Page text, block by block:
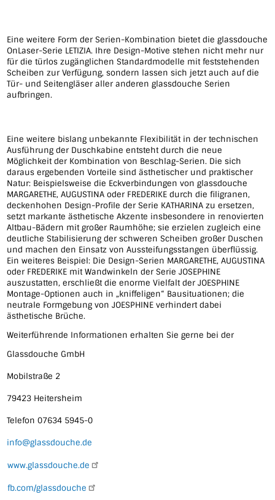
Eine weitere Form der Serien-Kombination bietet die glassdouche
OnLaser-Serie LETIZIA. Ihre Design-Motive stehen nicht mehr nur
für die türlos zugänglichen Standardmodelle mit feststehenden
Scheiben zur Verfügung, sondern lassen sich jetzt auch auf die
Tür- und Seitengläser aller anderen glassdouche Serien
aufbringen.
Eine weitere bislang unbekannte Flexibilität in der technischen
Ausführung der Duschkabine entsteht durch die neue
Möglichkeit der Kombination von Beschlag-Serien. Die sich
daraus ergebenden Vorteile sind ästhetischer und praktischer
Natur: Beispielsweise die Eckverbindungen von glassdouche
MARGARETHE, AUGUSTINA oder FREDERIKE durch die filigranen,
deckenhohen Design-Profile der Serie KATHARINA zu ersetzen,
setzt markante ästhetische Akzente insbesondere in renovierten
Altbau-Bädern mit großer Raumhöhe; sie erzielen zugleich eine
deutliche Stabilisierung der schweren Scheiben großer Duschen
und machen den Einsatz von Aussteifungsstangen überflüssig.
Ein weiteres Beispiel: Die Design-Serien MARGARETHE, AUGUSTINA
oder FREDERIKE mit Wandwinkeln der Serie JOSEPHINE
auszustatten, erschließt die enorme Vielfalt der JOESPHINE
Montage-Optionen auch in „kniffeligen“ Bausituationen; die
neutrale Formgebung von JOESPHINE verhindert dabei
ästhetische Brüche.
Weiterführende Informationen erhalten Sie gerne bei der
Glassdouche GmbH
Mobilstraße 2
79423 Heitersheim
Telefon 07634 5945-0
info@glassdouche.de
www.glassdouche.de
fb.com/glassdouche